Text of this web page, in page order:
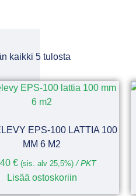
kaikki 5 tulosta
EPS-100 LATTIA 100
MM 6 M2
€ (sis. alv 25,5%) / PKT
Lisää ostoskoriin